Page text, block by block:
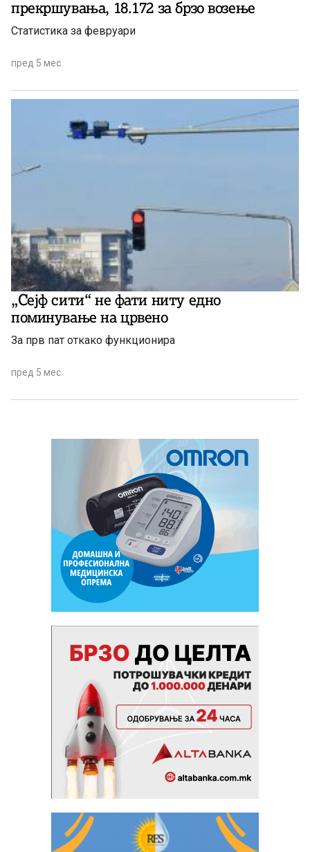
прекршувања, 18.172 за брзо возење
Статистика за февруари
пред 5 мес.
„Сејф сити“ не фати ниту едно
поминување на црвено
За прв пат откако функционира
пред 5 мес.